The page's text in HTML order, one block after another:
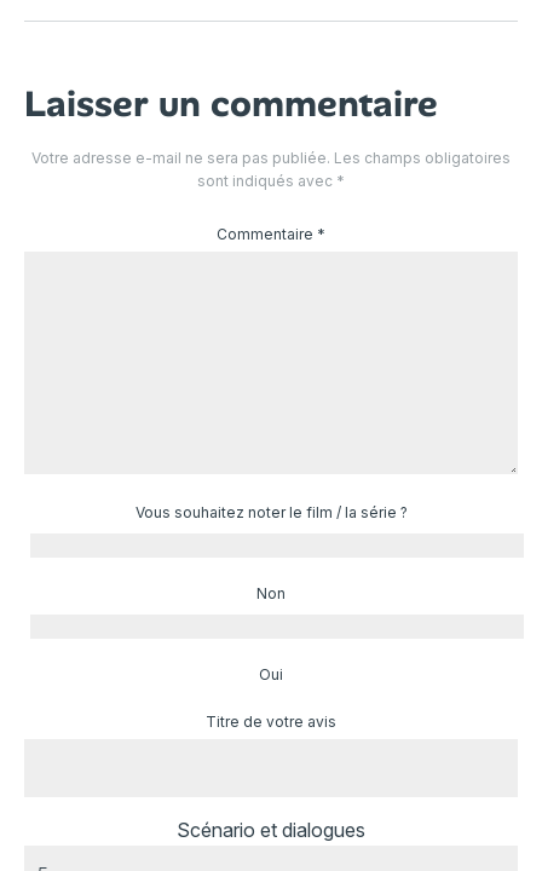
Laisser un commentaire
Votre adresse e-mail ne sera pas publiée. Les champs obligatoires
sont indiqués avec *
Commentaire *
Vous souhaitez noter le film / la série ?
Non
Oui
Titre de votre avis
Scénario et dialogues